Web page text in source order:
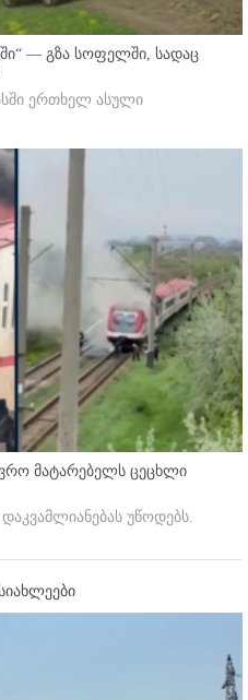
— გზა სოფელში, სადაც
ერთხელ ასული
მატარებელს ცეცხლი
უწოდებს.